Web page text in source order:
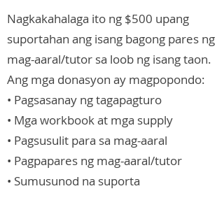
Nagkakahalaga ito ng $500 upang
suportahan ang isang bagong pares ng
mag-aaral/tutor sa loob ng isang taon.
Ang mga donasyon ay magpopondo:
• Pagsasanay ng tagapagturo
• Mga workbook at mga supply
• Pagsusulit para sa mag-aaral
• Pagpapares ng mag-aaral/tutor
• Sumusunod na suporta